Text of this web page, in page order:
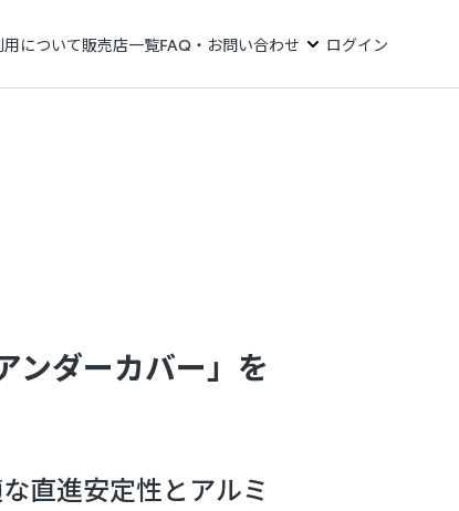
用について販売店一覧FAQ・お問い合わせ ログイン
ンダーカバー」を
直進安定性とアルミ